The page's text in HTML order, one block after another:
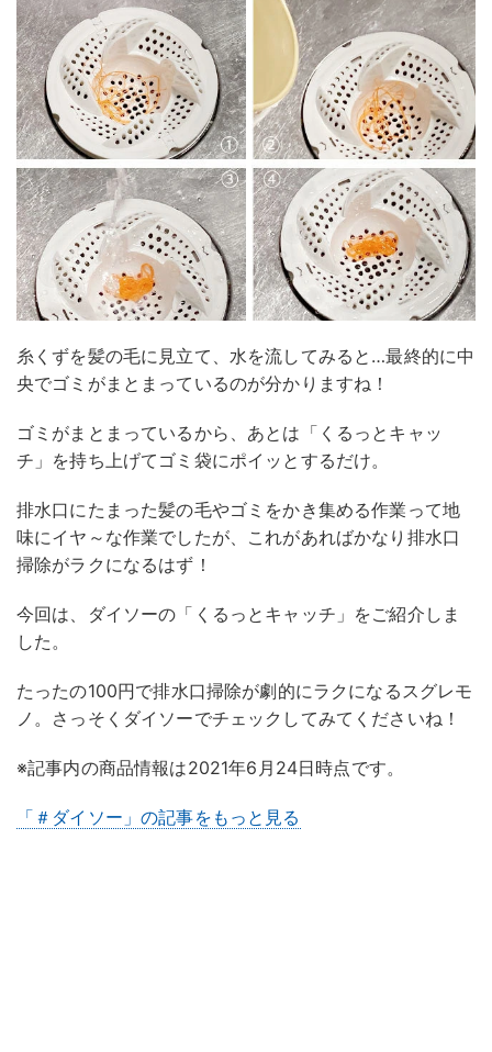
糸くずを髪の毛に見立て、水を流してみると…最終的に中
央でゴミがまとまっているのが分かりますね！
ゴミがまとまっているから、あとは「くるっとキャッ
チ」を持ち上げてゴミ袋にポイッとするだけ。
排水口にたまった髪の毛やゴミをかき集める作業って地
味にイヤ～な作業でしたが、これがあればかなり排水口
掃除がラクになるはず！
今回は、ダイソーの「くるっとキャッチ」をご紹介しま
した。
たったの100円で排水口掃除が劇的にラクになるスグレモ
ノ。さっそくダイソーでチェックしてみてくださいね！
※記事内の商品情報は2021年6月24日時点です。
「＃ダイソー」の記事をもっと見る